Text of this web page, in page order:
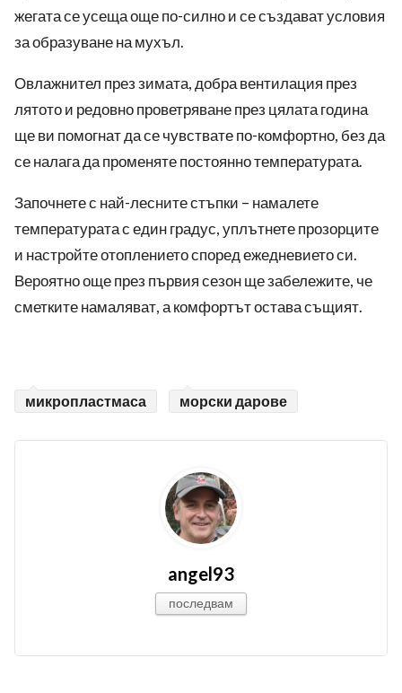
жегата се усеща още по-силно и се създават условия
за образуване на мухъл.
Овлажнител през зимата, добра вентилация през
лятото и редовно проветряване през цялата година
ще ви помогнат да се чувствате по-комфортно, без да
се налага да променяте постоянно температурата.
Започнете с най-лесните стъпки – намалете
температурата с един градус, уплътнете прозорците
и настройте отоплението според ежедневието си.
Вероятно още през първия сезон ще забележите, че
сметките намаляват, а комфортът остава същият.
микропластмаса морски дарове
angel93
последвам